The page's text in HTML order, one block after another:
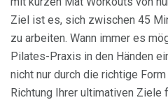
Ziel ist es, sich zwischen 45
zu arbeiten. Wann immer es
Pilates-Praxis in den Händen
nicht nur durch die richtige
Richtung Ihrer ultimativen Ziele